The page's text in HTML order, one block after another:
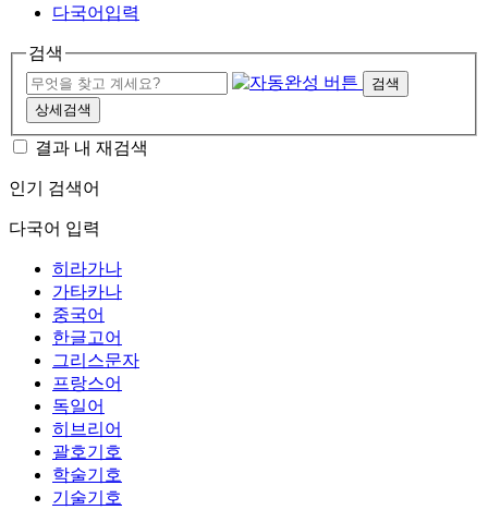
다국어입력
검색
검색
상세검색
결과 내 재검색
인기 검색어
다국어 입력
히라가나
가타카나
중국어
한글고어
그리스문자
프랑스어
독일어
히브리어
괄호기호
학술기호
기술기호